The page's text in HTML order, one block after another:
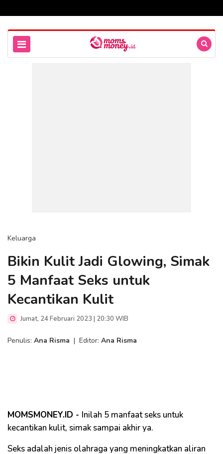
Keluarga
Bikin Kulit Jadi Glowing, Simak
5 Manfaat Seks untuk
Kecantikan Kulit
Jumat, 24 Februari 2023 | 20:30 WIB
Penulis: Ana Risma | Editor: Ana Risma
MOMSMONEY.ID - Inilah 5 manfaat seks untuk
kecantikan kulit, simak sampai akhir ya.
Seks adalah jenis olahraga yang meningkatkan aliran